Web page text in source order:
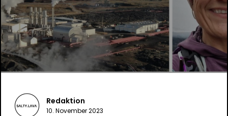
Redaktion
10. November 2023